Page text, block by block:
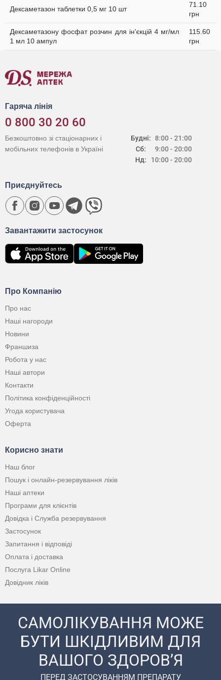
Дексаметазон таблетки 0,5 мг 10 шт
71.10
грн
Дексаметазону фосфат розчин для ін'єкцій 4 мг/мл
1 мл 10 ампул
115.60
грн
Гаряча лінія
0 800 30 20 60
Будні:
Сб:
Нд:
8:00 - 21:00
9:00 - 20:00
10:00 - 20:00
Безкоштовно зі стаціонарних і
мобільних телефонів в Україні
Про Компанію
Про нас
Наші нагороди
Новини
Франшиза
Робота у нас
Наші автори
Контакти
Політика конфіденційності
Угода користувача
Оферта
Корисно знати
Наш блог
Пошук і онлайн-резервування ліків
Наші аптеки
Програми для клієнтів
Довідка і Служба резервування
Застосунок
Запитання і відповіді
Оплата і доставка
Послуга Likar Online
Довідник ліків
Завантажити застосунок
Приєднуйтесь
САМОЛІКУВАННЯ МОЖЕ
БУТИ ШКІДЛИВИМ ДЛЯ
ВАШОГО ЗДОРОВ’Я
ПЕРЕД ЗАСТОСУВАННЯМ ПРЕПАРАТУ